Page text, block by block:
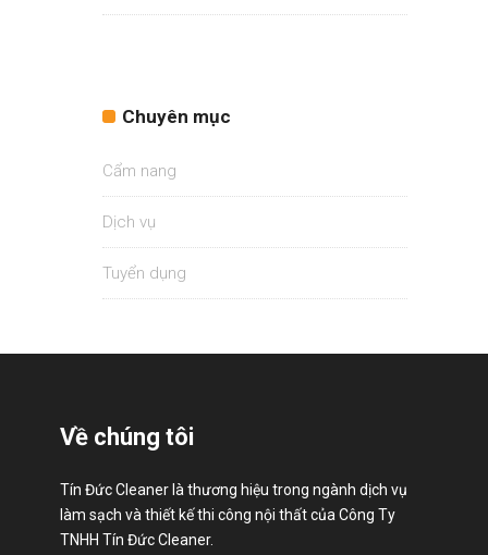
Chuyên mục
Cẩm nang
Dịch vụ
Tuyển dụng
Về chúng tôi
Tín Đức Cleaner là thương hiệu trong ngành dịch vụ
làm sạch và thiết kế thi công nội thất của Công Ty
TNHH Tín Đức Cleaner.